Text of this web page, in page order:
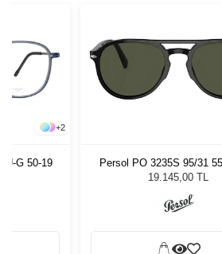
+2
G 50-19
Persol PO 3235S 95/31 55
Güneş Gözlüğü
19.145,00 TL